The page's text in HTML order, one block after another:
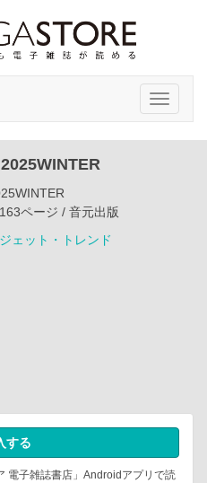
Toggle
ページ / 音元出版
ェット・トレンド
する
電子雑誌書店」Androidアプリで読